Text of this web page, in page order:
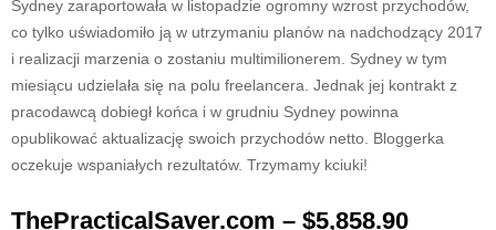
Sydney zaraportowała w listopadzie ogromny wzrost przychodów,
co tylko uświadomiło ją w utrzymaniu planów na nadchodzący 2017
i realizacji marzenia o zostaniu multimilionerem. Sydney w tym
miesiącu udzielała się na polu freelancera. Jednak jej kontrakt z
pracodawcą dobiegł końca i w grudniu Sydney powinna
opublikować aktualizację swoich przychodów netto. Bloggerka
oczekuje wspaniałych rezultatów. Trzymamy kciuki!
ThePracticalSaver.com – $5,858.90